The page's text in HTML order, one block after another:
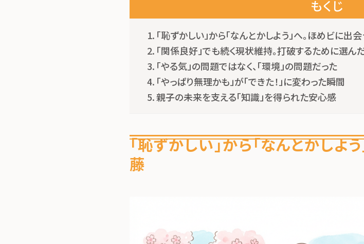
もくじ
「恥ずかしい」から「なんとかしよう」へ。ほめビに出
「関係良好」でも続く現状維持。打破するために選ん
「やる気」の問題ではなく、「環境」の問題だった
「やっぱり無理かも」が「できた！」に変わった瞬間
親子の未来を支える「知識」を得られた安心感
「恥ずかしい」から「なんとかしよ
藤